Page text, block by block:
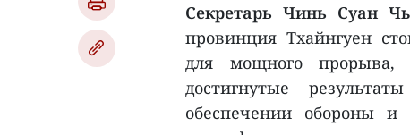
Секретарь Чинь Суан
провинция Тхайнгуен
для мощного прорыва,
достигнутые
обеспечении обороны и